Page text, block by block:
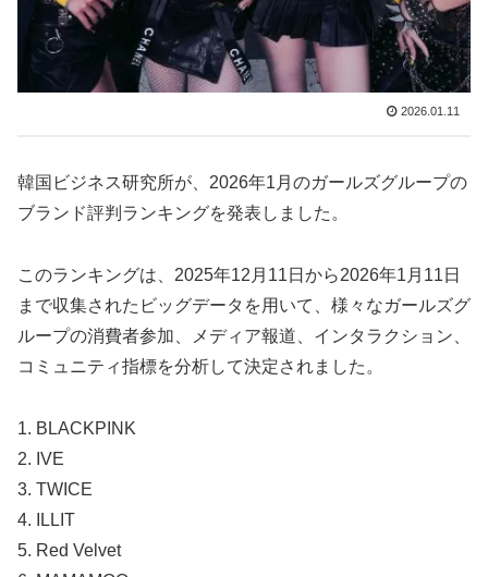
2026.01.11
韓国ビジネス研究所が、2026年1月のガールズグループの
ブランド評判ランキングを発表しました。
このランキングは、2025年12月11日から2026年1月11日
まで収集されたビッグデータを用いて、様々なガールズグ
ループの消費者参加、メディア報道、インタラクション、
コミュニティ指標を分析して決定されました。
1. BLACKPINK
2. IVE
3. TWICE
4. ILLIT
5. Red Velvet